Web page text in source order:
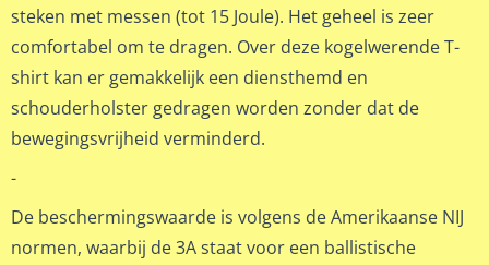
steken met messen (tot 15 Joule). Het geheel is zeer
comfortabel om te dragen. Over deze kogelwerende T-
shirt kan er gemakkelijk een diensthemd en
schouderholster gedragen worden zonder dat de
bewegingsvrijheid verminderd.
-
De beschermingswaarde is volgens de Amerikaanse NIJ
normen, waarbij de 3A staat voor een ballistische